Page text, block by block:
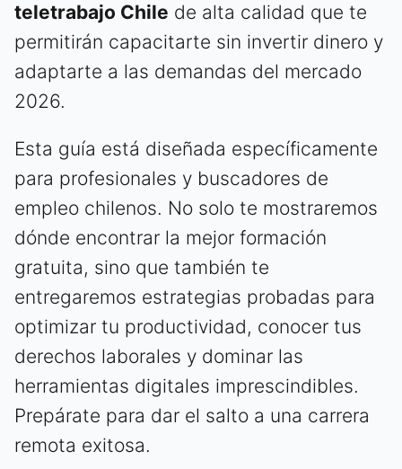
teletrabajo Chile de alta calidad que te
permitirán capacitarte sin invertir dinero y
adaptarte a las demandas del mercado
2026.
Esta guía está diseñada específicamente
para profesionales y buscadores de
empleo chilenos. No solo te mostraremos
dónde encontrar la mejor formación
gratuita, sino que también te
entregaremos estrategias probadas para
optimizar tu productividad, conocer tus
derechos laborales y dominar las
herramientas digitales imprescindibles.
Prepárate para dar el salto a una carrera
remota exitosa.